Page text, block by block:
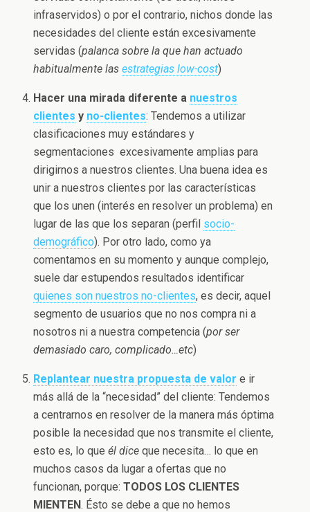
infraservidos) o por el contrario, nichos donde las
necesidades del cliente están excesivamente
servidas (palanca sobre la que han actuado
habitualmente lasestrategias low-cost)
Hacer una mirada diferente a nuestros
clientes y no-clientes: Tendemos a utilizar
clasificaciones muy estándares y
segmentaciones excesivamente amplias para
dirigirnos a nuestros clientes. Una buena idea es
unir a nuestros clientes por las características
que los unen (interés en resolver un problema) en
lugar de las que los separan (perfil socio-
demográfico). Por otro lado, como ya
comentamos en su momento y aunque complejo,
suele dar estupendos resultados identificar
quienes son nuestros no-clientes, es decir, aquel
segmento de usuarios que no nos compra ni a
nosotros ni a nuestra competencia (por ser
demasiado caro, complicado…etc)
Replantear nuestra propuesta de valor e ir
más allá de la “necesidad” del cliente: Tendemos
a centrarnos en resolver de la manera más óptima
posible la necesidad que nos transmite el cliente,
esto es, lo queél dice que necesita… lo que en
muchos casos da lugar a ofertas que no
funcionan, porque:TODOS LOS CLIENTES
MIENTEN. Ésto se debe a que no hemos